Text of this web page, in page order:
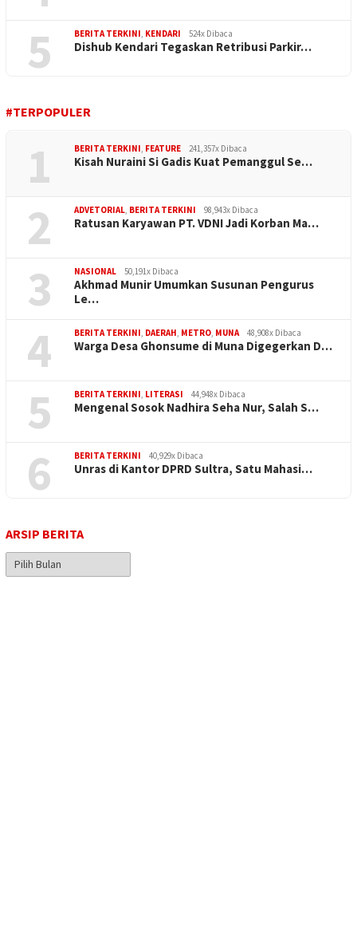
5
BERITA TERKINI KENDARI 524x Dibaca
Dishub Kendari Tegaskan Retribusi Parkir…
#TERPOPULER
1 BERITA TERKINI FEATURE 241,357x Dibaca
Kisah Nuraini Si Gadis Kuat Pemanggul Se…
2 ADVETORIAL BERITA TERKINI 98,943x Dibaca
Ratusan Karyawan PT. VDNI Jadi Korban Ma…
3 NASIONAL 50,191x Dibaca
Akhmad Munir Umumkan Susunan Pengurus
Le…
4 BERITA TERKINI DAERAH METRO MUNA 48,908x Dibaca
Warga Desa Ghonsume di Muna Digegerkan D…
5 BERITA TERKINI LITERASI 44,948x Dibaca
Mengenal Sosok Nadhira Seha Nur, Salah S…
6 BERITA TERKINI 40,929x Dibaca
Unras di Kantor DPRD Sultra, Satu Mahasi…
ARSIP BERITA
Arsip
Berita